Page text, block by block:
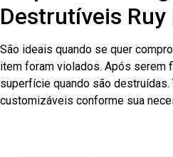
Destrutíveis Ruy
São ideais quando se quer
item foram violados. Após serem
superfície quando são
customizáveis conforme sua